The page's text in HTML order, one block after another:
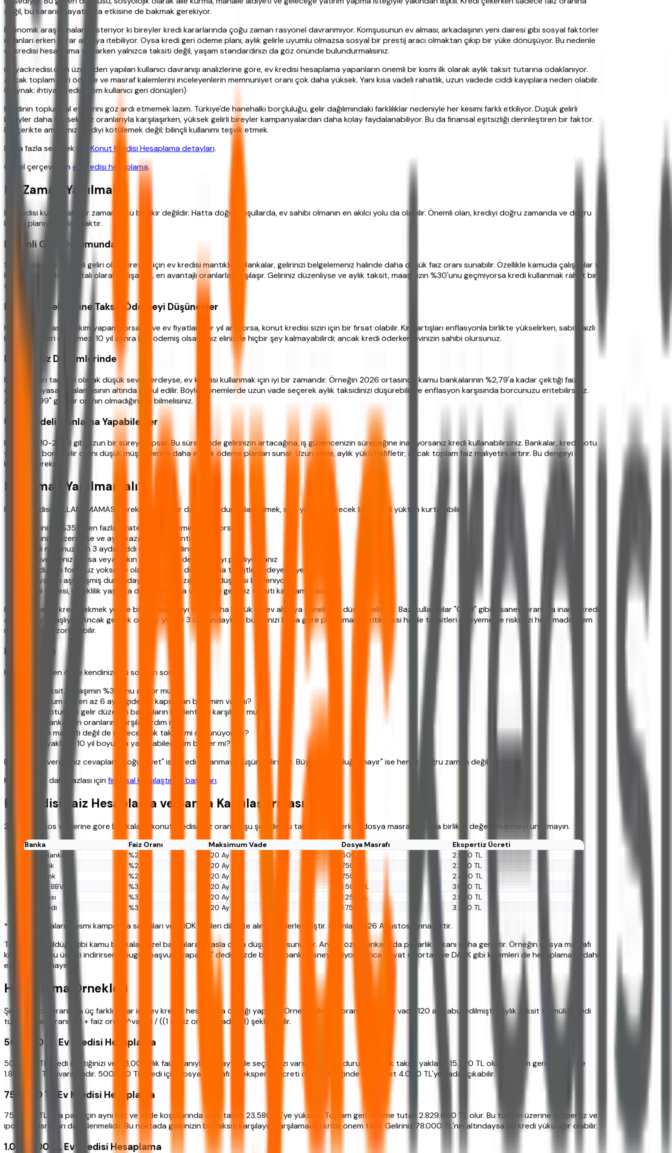
değil, bu kararın hayatımıza etkisine de bakmak gerekiyor.
Ekonomik araştırmalar gösteriyor ki bireyler kredi kararlarında çoğu zaman rasyonel davranmıyor. Komşusunun ev alması, arkadaşının yeni dairesi gibi sosyal faktörler
insanları erken karar almaya itebiliyor. Oysa kredi geri ödeme planı, aylık gelirle uyumlu olmazsa sosyal bir prestij aracı olmaktan çıkıp bir yüke dönüşüyor. Bu nedenle
ev kredisi hesaplama yaparken yalnızca taksiti değil, yaşam standardınızı da göz önünde bulundurmalısınız.
ihtiyackredisi.com üzerinden yapılan kullanıcı davranışı analizlerine göre, ev kredisi hesaplama yapanların önemli bir kısmı ilk olarak aylık taksit tutarına odaklanıyor.
Ancak toplam geri ödeme ve masraf kalemlerini inceleyenlerin memnuniyet oranı çok daha yüksek. Yani kısa vadeli rahatlık, uzun vadede ciddi kayıplara neden olabilir.
(Kaynak: ihtiyackredisi.com kullanıcı geri dönüşleri)
Kredinin toplumsal etkilerini göz ardı etmemek lazım. Türkiye'de hanehalkı borçluluğu, gelir dağılımındaki farklılıklar nedeniyle her kesimi farklı etkiliyor. Düşük gelirli
bireyler daha yüksek faiz oranlarıyla karşılaşırken, yüksek gelirli bireyler kampanyalardan daha kolay faydalanabiliyor. Bu da finansal eşitsizliği derinleştiren bir faktör.
Bu içerikte amacımız krediyi kötülemek değil; bilinçli kullanımı teşvik etmek.
Daha fazla seçenek için Konut Kredisi Hesaplama detayları.
Genel çerçeve içinev kredisi hesaplama.
Ne Zaman Yapılmalı?
Ev kredisi kullanmak her zaman kötü bir fikir değildir. Hatta doğru koşullarda, ev sahibi olmanın en akılcı yolu da olabilir. Önemli olan, krediyi doğru zamanda ve doğru
bütçe planıyla kullanmaktır.
Düzenli Gelir Durumunda
Sabit maaşlı ve düzenli geliri olan bireyler için ev kredisi mantıklıdır. Bankalar, gelirinizi belgelemeniz halinde daha düşük faiz oranı sunabilir. Özellikle kamuda çalışanlar ve
köklü firmalarda sigortalı olarak çalışanlar, en avantajlı oranlarla karşılaşır. Geliriniz düzenliyse ve aylık taksit, maaşınızın %30'unu geçmiyorsa kredi kullanmak rahat bir
seçenek olur.
Kira Ödemek Yerine Taksit Ödemeyi Düşünenler
Kira öderken asla birikim yapamıyorsanız ve ev fiyatları her yıl artıyorsa, konut kredisi sizin için bir fırsat olabilir. Kira artışları enflasyonla birlikte yükselirken, sabit faizli
kredi taksitleri değişmez. 10 yıl sonra kira ödemiş olsaydınız elinizde hiçbir şey kalmayabilirdi; ancak kredi öderken evinizin sahibi olursunuz.
Düşük Faiz Dönemlerinde
Faiz oranları tarihsel olarak düşük seviyelerdeyse, ev kredisi kullanmak için iyi bir zamandır. Örneğin 2026 ortasında kamu bankalarının %2,79'a kadar çektiği faiz
oranları, piyasa ortalamasının altında kabul edilir. Böyle dönemlerde uzun vade seçerek aylık taksidinizi düşürebilir ve enflasyon karşısında borcunuzu eritebilirsiniz.
Ancak "0 99" gibi bir oranın olmadığını da bilmelisiniz.
Uzun Vadeli Planlama Yapabilenler
Ev kredisi 10-20 yıl gibi uzun bir süreyi kapsar. Bu süre içinde gelirinizin artacağına, iş güvencenizin süreceğine inanıyorsanız kredi kullanabilirsiniz. Bankalar, kredi notu
yüksek ve borç/gelir oranı düşük müşterilerine daha esnek ödeme planları sunar. Uzun vade, aylık yükü hafifletir; ancak toplam faiz maliyetini artırır. Bu dengeyi iyi
kurmak gerekir.
Ne Zaman Yapılmamalı?
Konut kredisi KULLANILMAMASI gereken durumlar da var. Bu durumları bilmek, size yıllarca sürecek bir maddi yükten kurtarabilir.
Gelirinizin %35'inden fazlası zaten borç ödemeye gidiyorsa
Geliriniz düzensizse ve aylık kazancınız garanti değilse
Kredi notunuz son 3 ayda ciddi düşüş trendindeyse
İş güvenceniz yoksa veya yakın zamanda iş değiştirmeyi planlıyorsanız
Acil durum fonunuz yoksa ve olası bir işsizlik durumunda taksitleri ödeyemeyecekseniz
Ev fiyatları aşırı şişmiş durumdaysa ve yakın zamanda düşmesi bekleniyorsa
Kredi vadesi, emeklilik yaşınıza denk geliyorsa ve emekli geliriniz taksiti karşılamayacaksa
Bu durumlarda kredi çekmek yerine birikim yapmayı veya daha küçük bir ev almaya yönelmeyi düşünmelisiniz. Bazı kullanıcılar "0 99" gibi efsanevi oranlara inanıp kredi
araştırmaya başlıyor. Ancak gerçek oranlar yüzde 3 civarındayken, bütçenizi buna göre planlamanız kritik. Aksi halde taksitleri ödeyememe riski sizi hem maddi hem
manevi olarak zorlayabilir.
Karar Ağacı
Karar vermeden önce kendinize şu soruları sorun:
Aylık taksit, maaşımın %30'unu aşıyor mu?
Acil durum için en az 6 aylık giderimi kapsayan birikimim var mı?
Kredi notum ve gelir düzenim bankaların beklentisini karşılıyor mu?
Farklı bankaların oranlarını karşılaştırdım mı?
Toplam maliyeti değil de sadece aylık taksiti mi düşünüyorum?
Bu ev, yaklaşık 10 yıl boyunca yaşayabileceğim bir yer mi?
Bu sorulara verdiğiniz cevapların çoğu "evet" ise kredi kullanmayı düşünebilirsiniz. Büyük çoğunluğu "hayır" ise henüz doğru zaman değil demektir.
Konuya dair daha fazlası içinfinansal karşılaştırma başlıkları.
Ev Kredisi Faiz Hesaplama ve Banka Karşılaştırması
2026 Ağustos verilerine göre bankaların konut kredisi faiz oranları şu şekilde. Bu tabloyu incelerken dosya masraflarını da birlikte değerlendirmeyi unutmayın.
Banka Faiz Oranı Maksimum Vade Dosya Masrafı
Ekspertiz Ücreti
Ziraat Bankası
%2,79 120 Ay 500 TL
2.500 TL
Halkbank
%2,85 120 Ay 750 TL
2.200 TL
VakıfBank
%2,90 120 Ay 750 TL
2.400 TL
Garanti BBVA
%3,05 120 Ay 1.500 TL
3.000 TL
İş Bankası
%3,10 120 Ay 1.250 TL
2.800 TL
Yapı Kredi
%3,15 120 Ay 1.750 TL 3.200 TL
*Tablo, bankaların resmi kampanya sayfaları ve BDDK verileri dikkate alınarak derlenmiştir. Oranlar 2026 Ağustos ayına aittir.
Tabloda görüldüğü gibi kamu bankaları özel bankalara kıyasla daha düşük faiz sunuyor. Ancak özel bankalarda pazarlık imkanı daha geniştir. Örneğin dosya masrafı
konusunda "bu ücreti indirirseniz bugün başvuru yapayım" dediğinizde birçok banka esneyebiliyor. Ayrıca hayat sigortası ve DASK gibi kalemleri de hesaplamaya dahil
etmeyi unutmayın.
Hesaplama Örnekleri
Şimdi güncel oranlarla üç farklı tutar için ev kredisi hesaplama örneği yapalım. Örneklerde faiz oranı %3,00 ve vade 120 ay kabul edilmiştir. Aylık taksit formülü: Kredi
tutarı x (faiz oranı x (1 + faiz oranı)^vade) / ((1 + faiz oranı)^vade - 1) şeklindedir.
500.000 TL Ev Kredisi Hesaplama
500.000 TL kredi çektiğinizi ve %3,00 aylık faiz oranıyla 120 ay vade seçtiğinizi varsayalım. Bu durumda aylık taksit yaklaşık 15.720 TL olur. Toplam geri ödeme ise
1.886.400 TL civarındadır. 500.000 TL kredi için dosya masrafı ve ekspertiz ücreti dahil edildiğinde ilk maliyet 4.000 TL'ye kadar çıkabilir.
750.000 TL Ev Kredisi Hesaplama
750.000 TL ana para için aynı faiz ve vade koşullarında aylık taksit 23.580 TL'ye yükselir. Toplam geri ödeme tutarı 2.829.600 TL olur. Bu tutarın üzerine ekspertiz ve
ipotek masrafları da eklenmelidir. Bu noktada gelirinizin bu taksiti karşılayıp karşılamadığı kritik önem taşır. Geliriniz 78.000 TL'nin altındaysa bu kredi yükü ağır olabilir.
1.000.000 TL Ev Kredisi Hesaplama